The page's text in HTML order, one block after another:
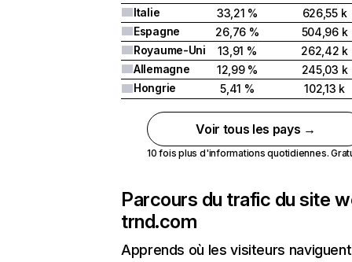
Italie
33,21 %
626,55 k
Espagne
26,76 %
504,96 k
Royaume-Uni
13,91 %
262,42 k
Allemagne
12,99 %
245,03 k
Hongrie
5,41 % 102,13 k
Voir tous les pays →
10 fois plus d'informations quotidiennes.
Parcours du trafic du site
trnd.com
Apprends où les visiteurs naviguent